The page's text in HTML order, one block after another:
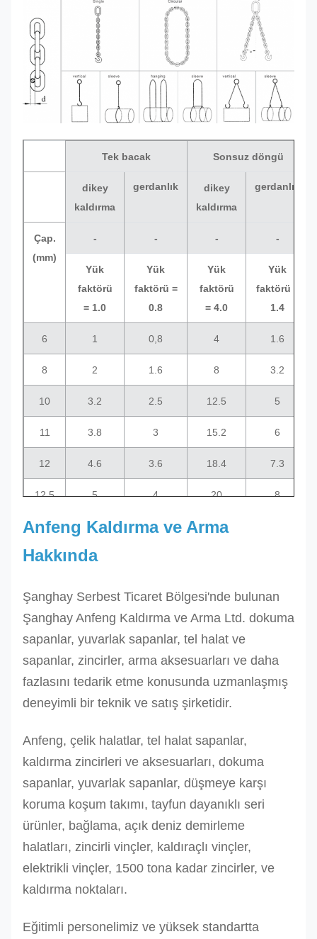
Tek bacak Sonsuz döngü
dikey
kaldırma
gerdanlık
dikey
kaldırma
gerdanlık
Çap.
(mm)
- - - -
Yük
faktörü
= 1.0
Yük
faktörü =
0.8
Yük
faktörü
= 4.0
Yük
faktörü =
1.4
6 1 0,8 4 1.6
8 2 1.6 8 3.2
10 3.2 2.5 12.5 5
11 3.8 3 15.2 6
12 4.6 3.6 18.4 7.3
12.5 5 4 20 8
13 5.3 4.2 21.2
14 6.2
16 8 6.4 32 12.8
19 11.3 9 45.2 18
22 15 12 60
26 21.3 17 85.2
32 32.1 25.6 128,4 51.3
36 40 32 160
Anfeng Kaldırma ve Arma
Hakkında
Şanghay Serbest Ticaret Bölgesi'nde bulunan
Şanghay Anfeng Kaldırma ve Arma Ltd. dokuma
sapanlar, yuvarlak sapanlar, tel halat ve
sapanlar, zincirler, arma aksesuarları ve daha
fazlasını tedarik etme konusunda uzmanlaşmış
deneyimli bir teknik ve satış şirketidir.
Anfeng, çelik halatlar, tel halat sapanlar,
kaldırma zincirleri ve aksesuarları, dokuma
sapanlar, yuvarlak sapanlar, düşmeye karşı
koruma koşum takımı, tayfun dayanıklı seri
ürünler, bağlama, açık deniz demirleme
halatları, zincirli vinçler, kaldıraçlı vinçler,
elektrikli vinçler, 1500 tona kadar zincirler, ve
kaldırma noktaları.
Eğitimli personelimiz ve yüksek standartta